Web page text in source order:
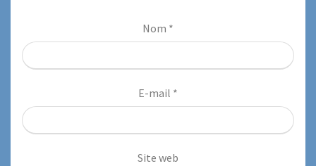
Nom *
E-mail *
Site web